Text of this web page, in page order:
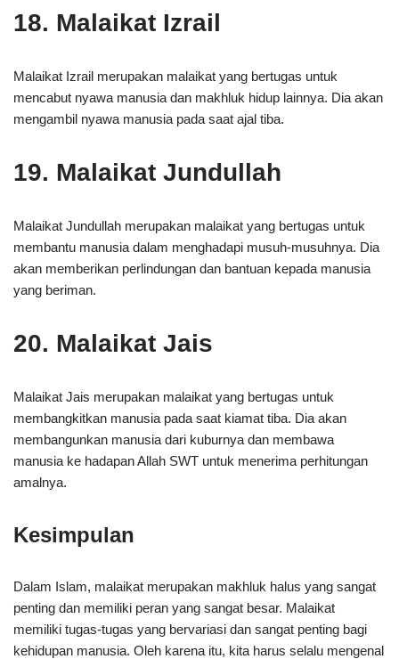
18. Malaikat Izrail
Malaikat Izrail merupakan malaikat yang bertugas untuk
mencabut nyawa manusia dan makhluk hidup lainnya. Dia akan
mengambil nyawa manusia pada saat ajal tiba.
19. Malaikat Jundullah
Malaikat Jundullah merupakan malaikat yang bertugas untuk
membantu manusia dalam menghadapi musuh-musuhnya. Dia
akan memberikan perlindungan dan bantuan kepada manusia
yang beriman.
20. Malaikat Jais
Malaikat Jais merupakan malaikat yang bertugas untuk
membangkitkan manusia pada saat kiamat tiba. Dia akan
membangunkan manusia dari kuburnya dan membawa
manusia ke hadapan Allah SWT untuk menerima perhitungan
amalnya.
Kesimpulan
Dalam Islam, malaikat merupakan makhluk halus yang sangat
penting dan memiliki peran yang sangat besar. Malaikat
memiliki tugas-tugas yang bervariasi dan sangat penting bagi
kehidupan manusia. Oleh karena itu, kita harus selalu mengenal